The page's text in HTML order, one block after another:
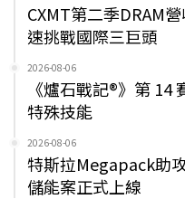
CXMT第二季DRAM
速挑戰國際三巨頭
2026-08-06
《爐石戰記®》第 14
特殊技能
2026-08-06
特斯拉Megapack助
儲能案正式上線